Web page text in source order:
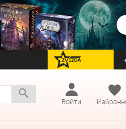
перейти на Zvezda
Войти